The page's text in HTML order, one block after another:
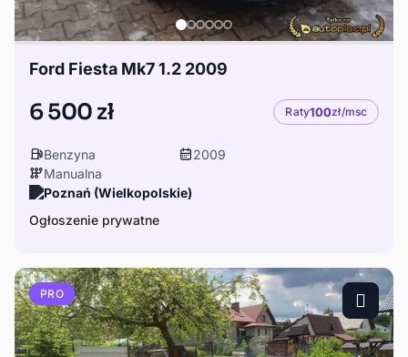
Ford Fiesta Mk7 1.2 2009
6 500 zł Raty100zł/msc
Benzyna
2009
Manualna
Poznań (Wielkopolskie)
Ogłoszenie prywatne
PRO